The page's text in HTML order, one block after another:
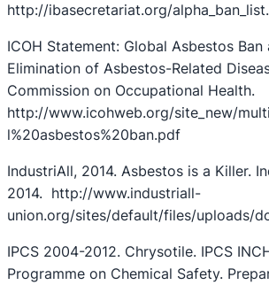
http://ibasecretariat.org/
ICOH Statement: Global Asbestos Ban
Elimination of Asbestos-Related
Commission on Occupational Health.
http://www.icohweb.org/site_new/
l%20asbestos%20ban.pdf
IndustriAll, 2014. Asbestos is a Killer.
2014. http://www.industriall-
union.org/sites/default/files/uploads/
IPCS 2004-2012. Chrysotile. IPCS
Programme on Chemical Safety.